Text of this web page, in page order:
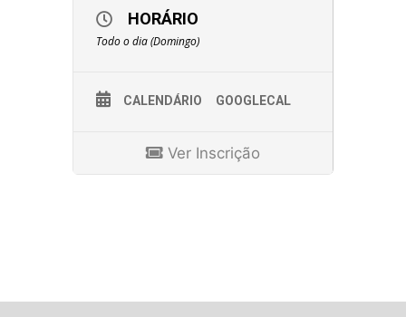
HORÁRIO
Todo o dia (Domingo)
CALENDÁRIO GOOGLECAL
Ver Inscrição